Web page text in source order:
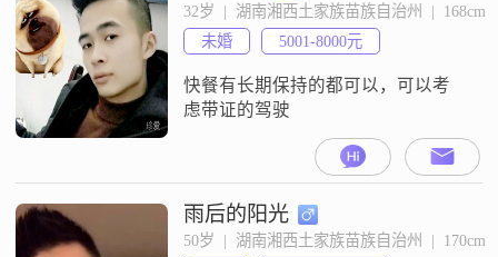
32岁  |  湖南湘西土家族苗族自治州  |  168cm
未婚
5001-8000元
快餐有长期保持的都可以，可以考
虑带证的驾驶
雨后的阳光
50岁  |  湖南湘西土家族苗族自治州  |  170cm